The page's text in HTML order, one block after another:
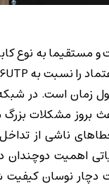
مستقیما به نوع
است. در
ناشی از